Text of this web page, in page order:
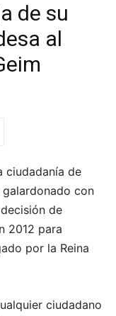
de su
al
ciudadanía de
galardonado con
de
2012 para
por la Reina
ciudadano